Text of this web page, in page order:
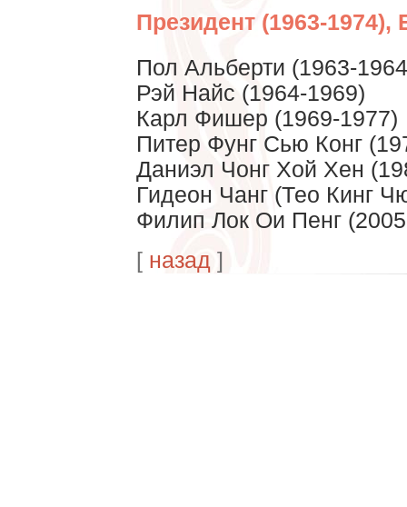
Президент (1963-1974),
Пол Альберти (1963-
Рэй Найс (1964-1969)
Карл Фишер (1969-1977)
Питер Фунг Сью Конг
Даниэл Чонг Хой Хен
Гидеон Чанг (Тео Кинг
Филип Лок Ои Пенг
[ назад]